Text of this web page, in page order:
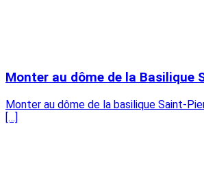
Monter au dôme de la Basilique
Monter au dôme de la basilique Saint-
[…]